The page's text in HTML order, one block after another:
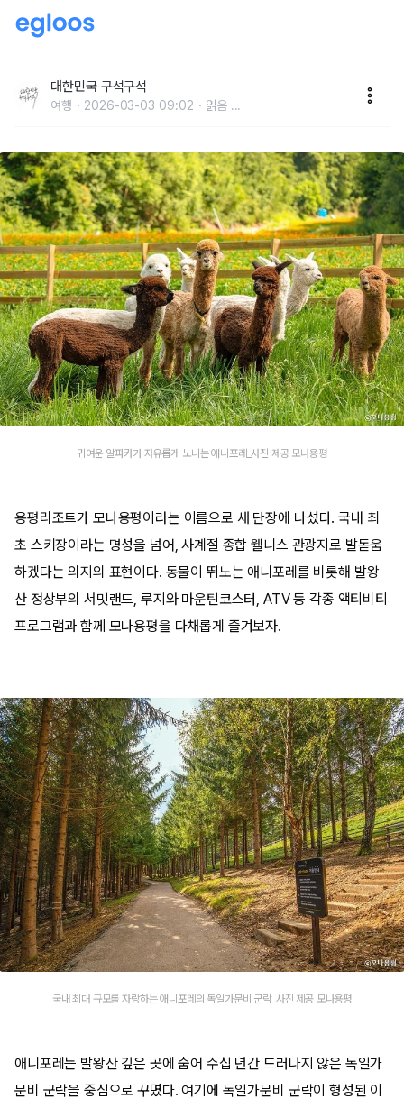
대한민국 구석구석
여행 2026-03-03 09:02 읽음 ...
귀여운 알파카가 자유롭게 노니는 애니포레_사진 제공 모나용평
용평리조트가 모나용평이라는 이름으로 새 단장에 나섰다. 국내 최
초 스키장이라는 명성을 넘어, 사계절 종합 웰니스 관광지로 발돋움
하겠다는 의지의 표현이다. 동물이 뛰노는 애니포레를 비롯해 발왕
산 정상부의 서밋랜드, 루지와 마운틴코스터, ATV 등 각종 액티비티
프로그램과 함께 모나용평을 다채롭게 즐겨보자.​
국내 최대 규모를 자랑하는 애니포레의 독일가문비 군락_사진 제공 모나용평
애니포레는 발왕산 깊은 곳에 숨어 수십 년간 드러나지 않은 독일가
문비 군락을 중심으로 꾸몄다. 여기에 독일가문비 군락이 형성된 이